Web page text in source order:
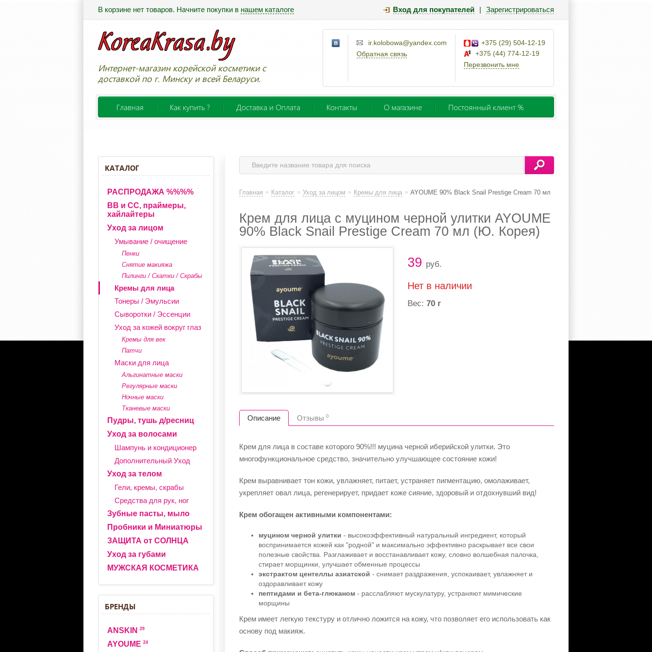
В корзине нет товаров. Начните покупки в нашем каталоге Вход для покупателей | Зарегистрироваться
Интернет-магазин корейской косметики с
доставкой по г. Минску и всей Беларуси.
ir.kolobowa@yandex.com
Обратная связь
+375 (29) 504-12-19
+375 (44) 774-12-19
Перезвонить мне
Главная Как купить ? Доставка и Оплата Контакты О магазине Постоянный клиент %
КАТАЛОГ
РАСПРОДАЖА %%%%
BB и CC, праймеры,
хайлайтеры
Уход за лицом
Умывание / очищение
Пенки
Снятие макияжа
Пилинги / Скатки / Скрабы
Кремы для лица
Тонеры / Эмульсии
Сыворотки / Эссенции
Уход за кожей вокруг глаз
Кремы для век
Патчи
Маски для лица
Альгинатные маски
Регулярные маски
Ночные маски
Тканевые маски
Пудры, тушь д/ресниц
Уход за волосами
Шампунь и кондиционер
Дополнительный Уход
Уход за телом
Гели, кремы, скрабы
Средства для рук, ног
Зубные пасты, мыло
Пробники и Миниатюры
ЗАЩИТА от СОЛНЦА
Уход за губами
МУЖСКАЯ КОСМЕТИКА
БРЕНДЫ
ANSKIN 29
AYOUME 24
Главная » Каталог » Уход за лицом » Кремы для лица » AYOUME 90% Black Snail Prestige Cream 70 мл
Крем для лица с муцином черной улитки AYOUME
90% Black Snail Prestige Cream 70 мл (Ю. Корея)
39 руб.
Нет в наличии
Вес: 70 г
Описание Отзывы 0
Крем для лица в составе которого 90%!!! муцина черной иберийской улитки. Это
многофункциональное средство, значительно улучшающее состояние кожи!
Крем выравнивает тон кожи, увлажняет, питает, устраняет пигментацию, омолаживает,
укрепляет овал лица, регенерирует, придает коже сияние, здоровый и отдохнувший вид!
Крем обогащен активными компонентами:
муцином черной улитки - высокоэффективный натуральный ингредиент, который
воспринимается кожей как "родной" и максимально эффективно раскрывает все свои
полезные свойства. Разглаживает и восстанавливает кожу, словно волшебная палочка,
стирает морщинки, улучшает обменные процессы
экстрактом центеллы азиатской - снимает раздражения, успокаивает, увлажняет и
оздоравливает кожу
пептидами и бета-глюканом - расслабляют мускулатуру, устраняют мимические
морщины
Крем имеет легкую текстуру и отлично ложится на кожу, что позволяет его использовать как
основу под макияж.